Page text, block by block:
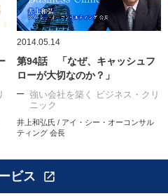
2014.05.14
第94話 「なぜ、キャッシュフ
ローが大切なのか？」
強い会社を築く ビジネス・クリ
ニック
井上和弘氏 / アイ・シー・オーコンサル
ティング 会長
ビス open_in_new